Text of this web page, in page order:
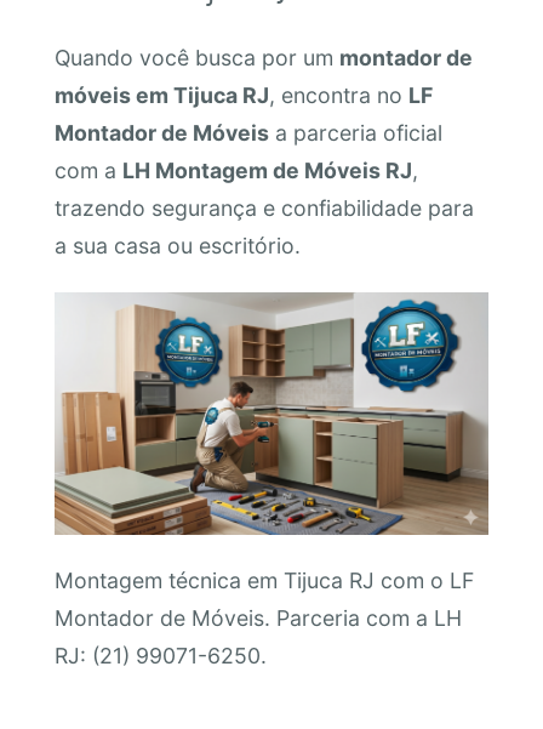
Quando você busca por um montador de
móveis em Tijuca RJ, encontra no LF
Montador de Móveisa parceria oficial
com a LH Montagem de Móveis RJ,
trazendo segurança e confiabilidade para
a sua casa ou escritório.
Montagem técnica em Tijuca RJ com o LF
Montador de Móveis. Parceria com a LH
RJ: (21) 99071-6250.